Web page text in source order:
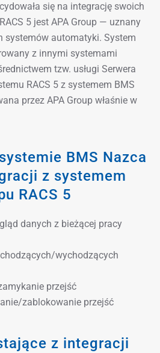
się na integrację swoich
5 jest APA Group — uznany
systemów automatyki. System
z innymi systemami
tzw. usługi Serwera
RACS 5 z systemem BMS
przez APA Group właśnie w
BMS Nazca
z systemem
RACS 5
danych z bieżącej pracy
wychodzących
przejść
zablokowanie przejść
z integracji